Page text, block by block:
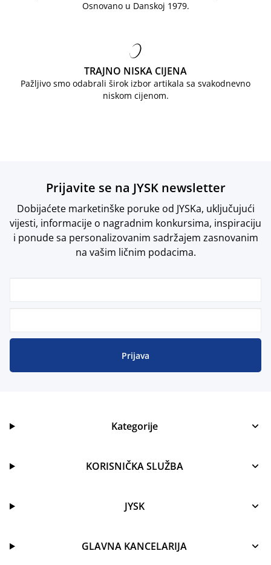
Osnovano u Danskoj 1979.
TRAJNO NISKA CIJENA
Pažljivo smo odabrali širok izbor artikala sa svakodnevno
niskom cijenom.
Prijavite se na JYSK newsletter
Dobijaćete marketinške poruke od JYSKa, uključujući
vijesti, informacije o nagradnim konkursima, inspiraciju
i ponude sa personalizovanim sadržajem zasnovanim
na vašim ličnim podacima.
Prijava
Kategorije
KORISNIČKA SLUŽBA
JYSK
GLAVNA KANCELARIJA